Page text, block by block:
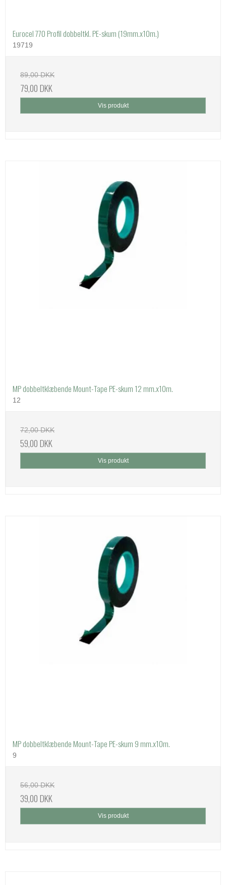
Eurocel 770 Profil dobbeltkl. PE-skum (19mm.x10m.)
19719
89,00 DKK
79,00 DKK
Vis produkt
MP dobbeltklæbende Mount-Tape PE-skum 12 mm.x10m.
12
72,00 DKK
59,00 DKK
Vis produkt
MP dobbeltklæbende Mount-Tape PE-skum 9 mm.x10m.
9
56,00 DKK
39,00 DKK
Vis produkt